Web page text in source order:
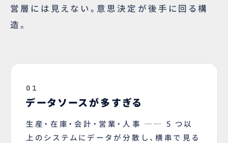
営層には見えない。意思決定が後手に回る構
造。
01
データソースが多すぎる
生産・在庫・会計・営業・人事 ── 5 つ以
上のシステムにデータが分散し、横串で見る